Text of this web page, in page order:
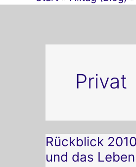
Privat
Rückblick
und das Leben
Rückblick
2010
–